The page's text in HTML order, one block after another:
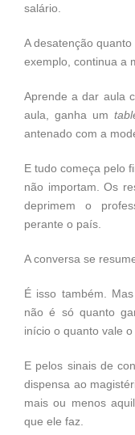
salário.
A desatenção
exemplo, continua a
Aprende a dar aula
aula, ganha um
antenado com a
E tudo começa pelo
não importam. Os
deprimem o
perante o país.
A conversa se
É isso também.
não é só quanto
início o quanto vale
E pelos sinais de
dispensa ao
mais ou menos
que ele faz.